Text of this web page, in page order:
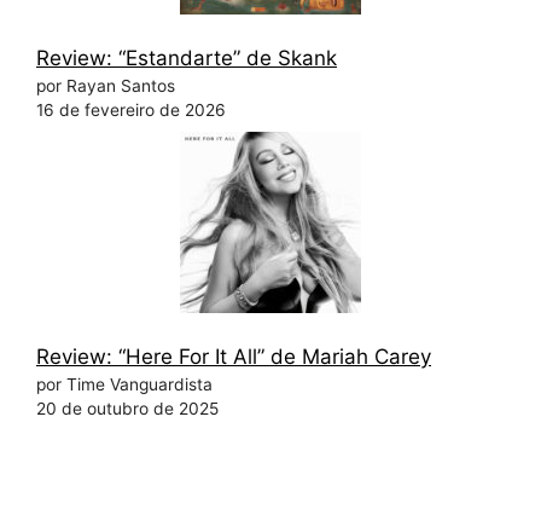
Review: “Estandarte” de Skank
por Rayan Santos
16 de fevereiro de 2026
Review: “Here For It All” de Mariah Carey
por Time Vanguardista
20 de outubro de 2025